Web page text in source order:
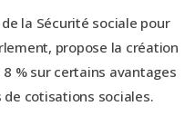
la Sécurité sociale pour
propose la création
% sur certains avantages
cotisations sociales.